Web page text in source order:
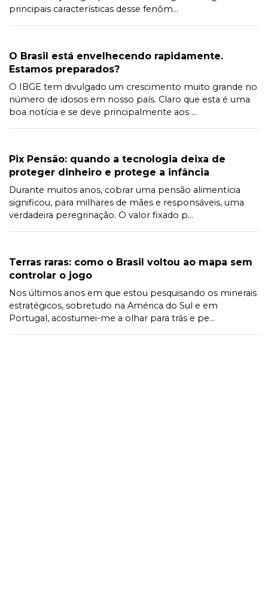
principais características desse fenôm...
O Brasil está envelhecendo rapidamente.
Estamos preparados?
O IBGE tem divulgado um crescimento muito grande no
número de idosos em nosso país. Claro que esta é uma
boa notícia e se deve principalmente aos ...
Pix Pensão: quando a tecnologia deixa de
proteger dinheiro e protege a infância
Durante muitos anos, cobrar uma pensão alimentícia
significou, para milhares de mães e responsáveis, uma
verdadeira peregrinação. O valor fixado p...
Terras raras: como o Brasil voltou ao mapa sem
controlar o jogo
Nos últimos anos em que estou pesquisando os minerais
estratégicos, sobretudo na América do Sul e em
Portugal, acostumei-me a olhar para trás e pe...